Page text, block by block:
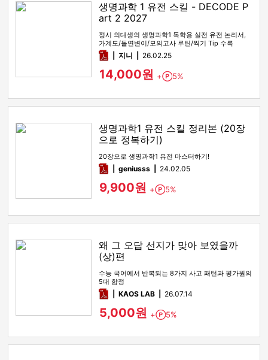
생명과학 1 유전 스킬 - DECODE P
art 2 2027
정시 의대생의 생명과학1 독학용 실전 유전 논리서,
가계도/돌연변이/모의고사 루틴/찍기 Tip 수록
pdf지니 26.02.25
14,000원 + Point
5%
생명과학1 유전 스킬 정리본 (20장
으로 정복하기)
20장으로 생명과학1 유전 마스터하기!
pdfgeniusss 24.02.05
9,900원 + Point
5%
왜 그 오답 선지가 맞아 보였을까
(상)편
수능 국어에서 반복되는 8가지 사고 패턴과 평가원의
5대 함정
pdfKAOS LAB 26.07.14
5,000원 + Point
5%